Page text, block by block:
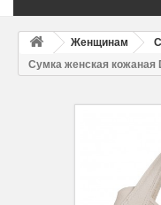
Женщинам
Сумка женская кожаная